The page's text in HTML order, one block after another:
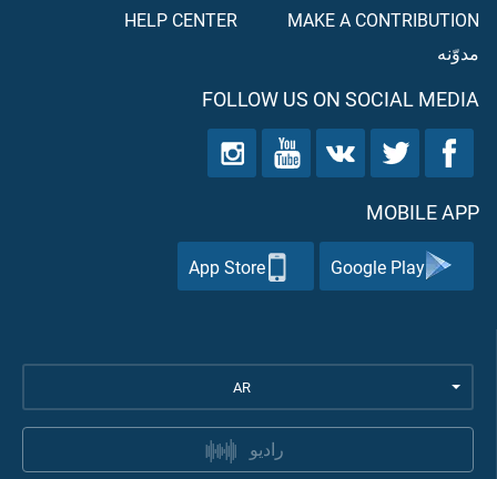
MAKE A CONTRIBUTION
مدوّنه
HELP CENTER
FOLLOW US ON SOCIAL MEDIA
MOBILE APP
Google Play
App Store
AR
راديو